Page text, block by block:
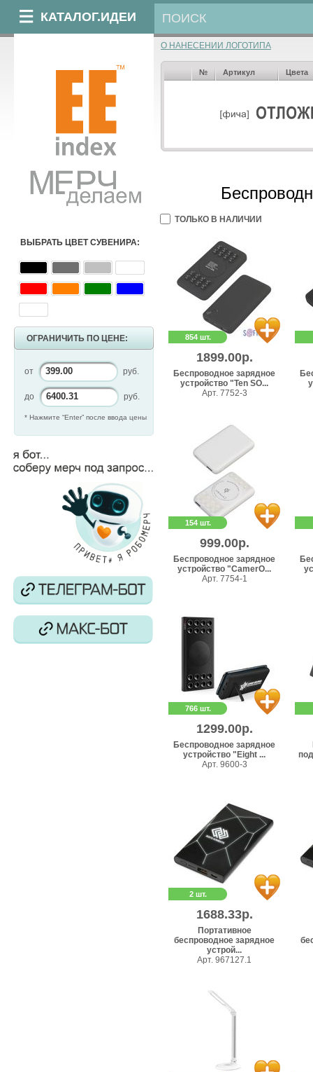
КАТАЛОГ.ИДЕИ
ВЫБРАТЬ ЦВЕТ СУВЕНИРА:
ОГРАНИЧИТЬ ПО ЦЕНЕ:
от руб.
до руб.
* Нажмите “Enter” после ввода цены
О НАНЕСЕНИИ ЛОГОТИПА
№ Артикул Цвета
ТОЛЬКО В НАЛИЧИИ
854 шт.
1899.00р.
Беспроводное зарядное
устройство "Ten SO...
Арт. 7752-3
154 шт.
999.00р.
Беспроводное зарядное
устройство "CamerO...
Арт. 7754-1
766 шт.
1299.00р.
Беспроводное зарядное
устройство "Eight ...
Арт. 9600-3
2 шт.
1688.33р.
Портативное
беспроводное зарядное
устрой...
Арт. 967127.1